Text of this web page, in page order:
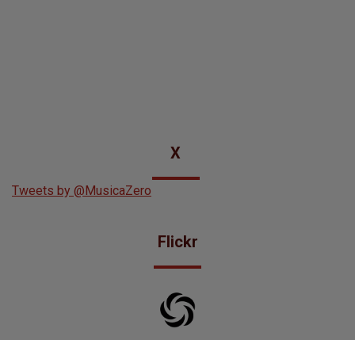
X
Tweets by @MusicaZero
Flickr